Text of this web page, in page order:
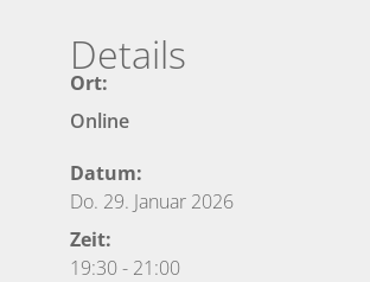
Details
Ort:
Online
Datum:
Do. 29. Januar 2026
Zeit:
19:30- 21:00